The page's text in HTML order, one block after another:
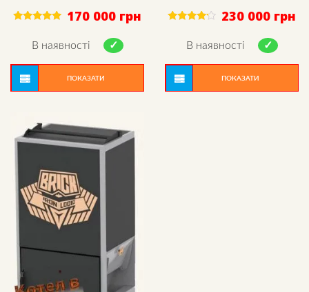
out of 5
170 000 грн
В наявності
ПОКАЗАТИ
out of 5
230 000 грн
В наявності
ПОКАЗАТИ